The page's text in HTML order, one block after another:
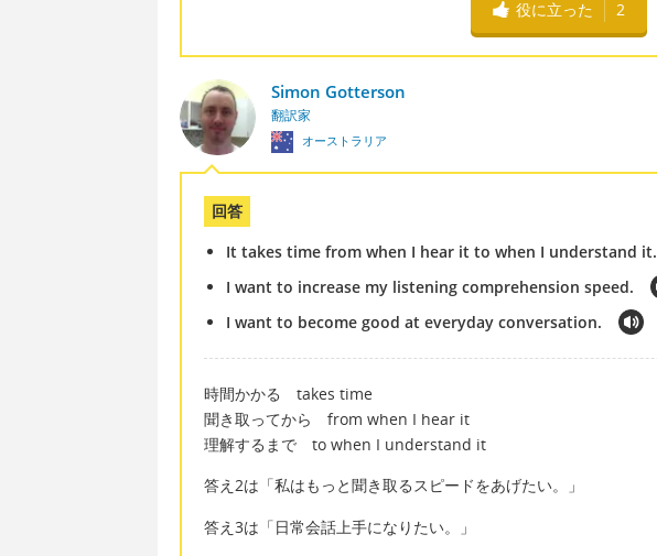
役に立った 2
Simon Gotterson
翻訳家
オーストラリア
回答
It takes time from when I hear it to when I understand it.
I want to increase my listening comprehension speed.
I want to become good at everyday conversation.
時間かかる takes time
聞き取ってから from when I hear it
理解するまで to when I understand it
答え2は「私はもっと聞き取るスピードをあげたい。」
答え3は「日常会話上手になりたい。」